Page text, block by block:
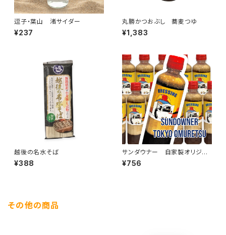
逗子・葉山 渚サイダー
¥237
丸勝かつおぶし 蕎麦つゆ
¥1,383
越後の名水そば
¥388
サンダウナー 自家製オリジナ
ルドレッシング
¥756
その他の商品